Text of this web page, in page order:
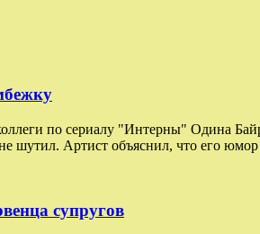
по сериалу "Интерны" Одина
не шутил. Артист объяснил, что его
супругов